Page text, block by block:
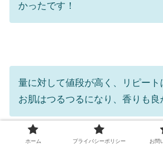
かったです！
量に対して値段が高く、リピート
お肌はつるつるになり、香りも良
※個人の感想であり、効果効能を表
ホーム プライバシーポリシー お問